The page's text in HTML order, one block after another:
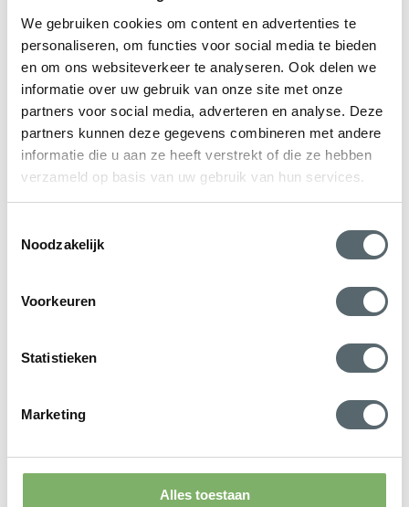
We gebruiken cookies om content en advertenties te
personaliseren, om functies voor social media te bieden
en om ons websiteverkeer te analyseren. Ook delen we
informatie over uw gebruik van onze site met onze
partners voor social media, adverteren en analyse. Deze
partners kunnen deze gegevens combineren met andere
informatie die u aan ze heeft verstrekt of die ze hebben
verzameld op basis van uw gebruik van hun services.
Noodzakelijk
Voorkeuren
Statistieken
Marketing
Alles toestaan
inbraakwerendheid. Geniet van een ongeëvenaard niveau
van veiligheid!
Kunststof voordeur in het antraciet
bestellen bij Hepro
Een kunststof voordeur antraciet bestelt u eenvoudig bij
Hepro, de specialist in duurzame kozijnen én
voordeur met topklasse beveiliging, maar ook deskundig
advies over hoe u deze kunt combineren met isolerende
dakisolatie.
Onze adviseurs helpen u van A tot Z: van het samenstellen
ISDE subsidie
voor isolerende oplossingen. Hepro is uw
Klantenbeoordelingen